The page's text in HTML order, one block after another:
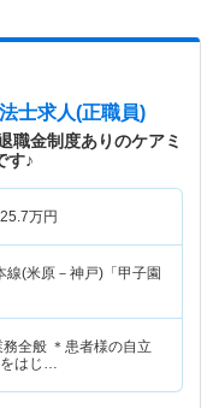
士求人(正職員)
職金制度ありのケアミ
す♪
25.7万円
線(米原－神戸)「甲子園
務全般 ＊患者様の自立
はじ…